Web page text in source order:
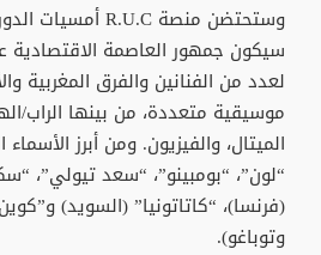
سيكون جمهور العاصمة
لعدد من الفنانين والفرق المغربية
موسيقية متعددة، من بينها الراب/
الميتال، والفيزيون. ومن أبرز
“لون”، “بومبينو”، “سعد تيولي”،
(فرنسا)، “كاتاتونيا” (السويد)
وتوباغو).